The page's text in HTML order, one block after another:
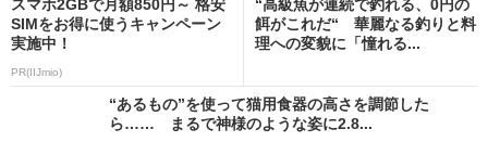
スマホ2GBで月額850円～ 格安
SIMをお得に使うキャンペーン
実施中！
PR(IIJmio)
“高級魚が連続で釣れる、0円の
餌がこれだ“ 華麗なる釣りと料
理への変貌に「憧れる...
“あるもの”を使って猫用食器の高さを調節した
ら…… まるで神様のような姿に2.8...